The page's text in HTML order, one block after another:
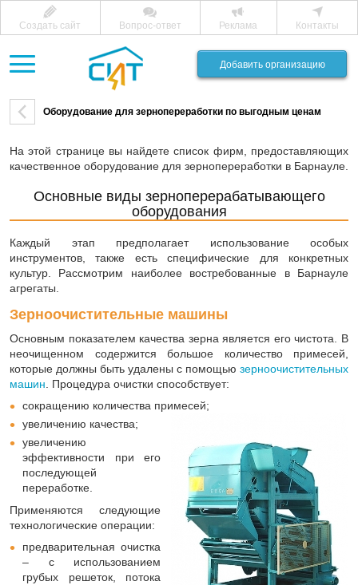
Создать сайт Вопрос-ответ Реклама Контакты
Добавить организацию
Оборудование для зернопереработки по выгодным ценам
На этой странице вы найдете список фирм, предоставляющих
качественное оборудование для зернопереработки в Барнауле.
Основные виды зерноперерабатывающего
оборудования
Каждый этап предполагает использование особых
инструментов, также есть специфические для конкретных
культур. Рассмотрим наиболее востребованные в Барнауле
агрегаты.
Зерноочистительные машины
Основным показателем качества зерна является его чистота. В
неочищенном содержится большое количество примесей,
которые должны быть удалены с помощью зерноочистительных
машин . Процедура очистки способствует:
сокращению количества примесей;
увеличению качества;
увеличению
эффективности при его
последующей
переработке.
Применяются следующие
технологические операции:
предварительная очистка
– с использованием
грубых решеток, потока